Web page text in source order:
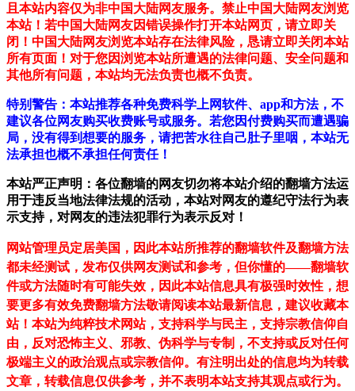
且本站内容仅为非中国大陆网友服务。禁止中国大陆网友浏览
本站！若中国大陆网友因错误操作打开本站网页，请立即关
闭！中国大陆网友浏览本站存在法律风险，恳请立即关闭本站
所有页面！对于您因浏览本站所遭遇的法律问题、安全问题和
其他所有问题，本站均无法负责也概不负责。
特别警告：本站推荐各种免费科学上网软件、app和方法，不
建议各位网友购买收费账号或服务。若您因付费购买而遭遇骗
局，没有得到想要的服务，请把苦水往自己肚子里咽，本站无
法承担也概不承担任何责任！
本站严正声明：各位翻墙的网友切勿将本站介绍的翻墙方法运
用于违反当地法律法规的活动，本站对网友的遵纪守法行为表
示支持，对网友的违法犯罪行为表示反对！
网站管理员定居美国，因此本站所推荐的翻墙软件及翻墙方法
都未经测试，发布仅供网友测试和参考，但你懂的——翻墙软
件或方法随时有可能失效，因此本站信息具有极强时效性，想
要更多有效免费翻墙方法敬请阅读本站最新信息，建议收藏本
站！ 本站为纯粹技术网站，支持科学与民主，支持宗教信仰自
由，反对恐怖主义、邪教、伪科学与专制，不支持或反对任何
极端主义的政治观点或宗教信仰。有注明出处的信息均为转载
文章，转载信息仅供参考，并不表明本站支持其观点或行为。